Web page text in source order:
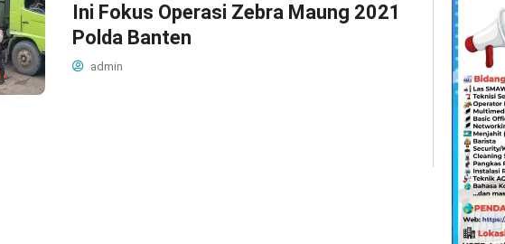
Ini Fokus Operasi Zebra Maung 2021
Polda Banten
admin